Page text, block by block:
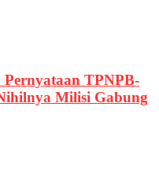
TPNPB-
Milisi Gabung